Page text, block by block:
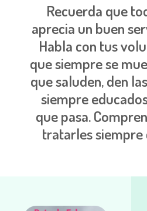
Recuerda que
aprecia un buen
Habla con tus
que siempre se
que saluden, den
siempre
que pasa.
tratarles siempre